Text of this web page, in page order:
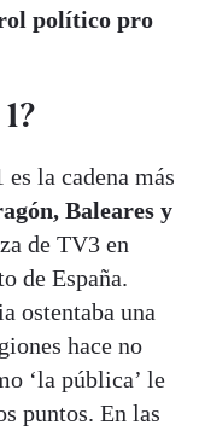
político pro
la cadena más
Baleares y
de TV3 en
de España.
ostentaba una
hace no
‘la pública’ le
puntos. En las